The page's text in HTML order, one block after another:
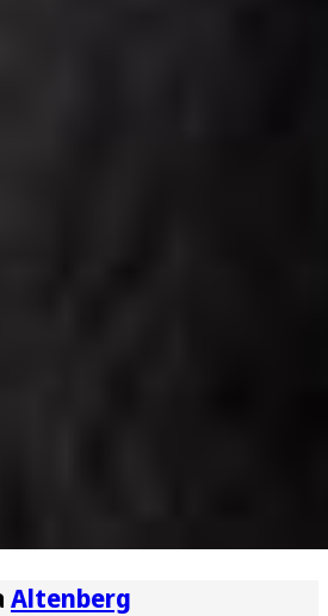
Altenberg